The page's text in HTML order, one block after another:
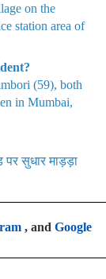
on the
station area of
(59), both
in Mumbai,
पर सुधार माड़ड़ा
, and Google